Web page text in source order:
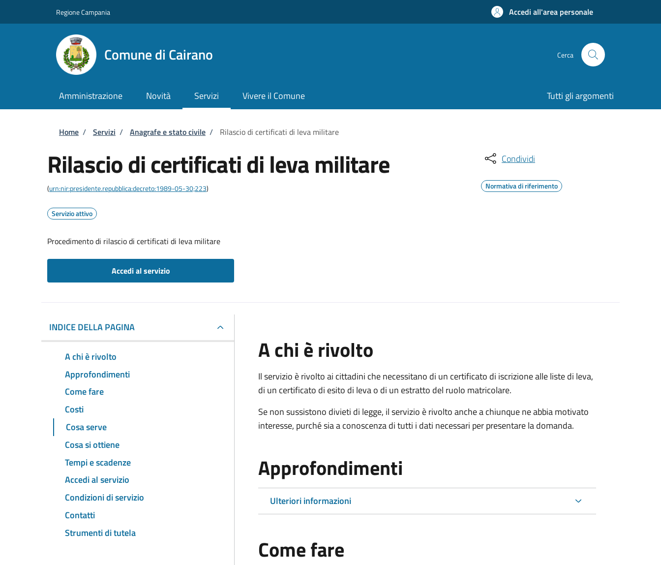
Regione Campania Accedi all'area personale
Comune di Cairano Cerca
Amministrazione Novità Servizi Vivere il Comune Tutti gli argomenti
Briciole di pane
Home / Servizi / Anagrafe e stato civile / Rilascio di certificati di leva militare
Rilascio di certificati di leva militare
(urn:nir:presidente.repubblica:decreto:1989-05-30;223)
Servizio attivo
Procedimento di rilascio di certificati di leva militare
Accedi al servizio
Condividi
Normativa di riferimento
INDICE DELLA PAGINA
A chi è rivolto
Approfondimenti
Come fare
Costi
Cosa serve
Cosa si ottiene
Tempi e scadenze
Accedi al servizio
Condizioni di servizio
Contatti
Strumenti di tutela
A chi è rivolto
Il servizio è rivolto ai cittadini che necessitano di un certificato di iscrizione alle liste di leva,
di un certificato di esito di leva o di un estratto del ruolo matricolare.
Se non sussistono divieti di legge, il servizio è rivolto anche a chiunque ne abbia motivato
interesse, purché sia a conoscenza di tutti i dati necessari per presentare la domanda.
Approfondimenti
Ulteriori informazioni
Come fare